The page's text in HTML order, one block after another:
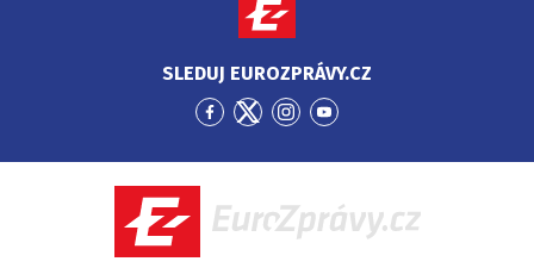
SLEDUJ EUROZPRÁVY.CZ
Přejít
Facebook
Přejít
Twitter
Přejít
Instagram
Přejít
YouTube
EuroZprávy.cz